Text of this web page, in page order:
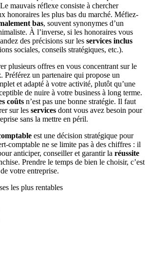
mauvais réflexe consiste à chercher
honoraires les plus bas du marché. Méfiez-
bas, souvent synonymes d’un
À l’inverse, si les honoraires vous
des précisions sur les services inclus
sociales, conseils stratégiques, etc.).
plusieurs offres en vous concentrant sur le
. Préférez un partenaire qui propose un
et adapté à votre activité, plutôt qu’une
de nuire à votre business à long terme.
coûts n’est pas une bonne stratégie. Il faut
sur les services dont vous avez besoin pour
sans la mettre en péril.
est une décision stratégique pour
comptable ne se limite pas à des chiffres : il
anticiper, conseiller et garantir la réussite
Prendre le temps de bien le choisir, c’est
votre entreprise.
les plus rentables